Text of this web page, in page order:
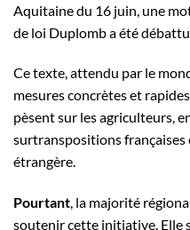
Aquitaine du 16 juin, une
de loi Duplomb a été
Ce texte, attendu par le
mesures concrètes et
pèsent sur les agriculteurs,
surtranspositions françaises
étrangère.
Pourtant, la majorité
soutenir cette initiative. Elle